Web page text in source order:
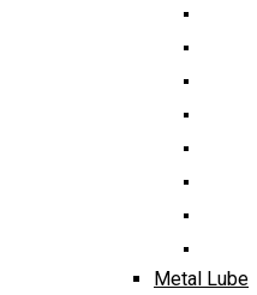
Metal Lube